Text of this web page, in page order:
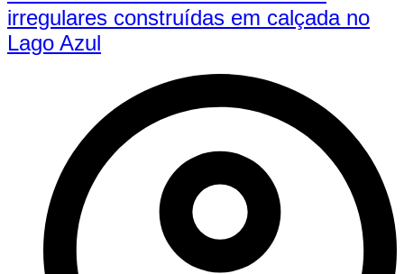
irregulares construídas em calçada no
Lago Azul